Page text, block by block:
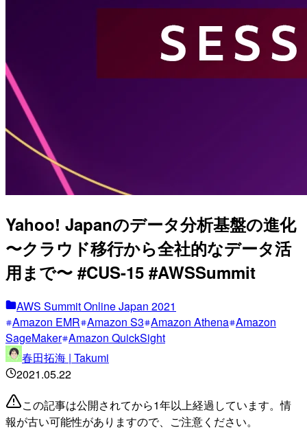
Yahoo! Japanのデータ分析基盤の進化
〜クラウド移行から全社的なデータ活
用まで〜 #CUS-15 #AWSSummit
AWS Summit Online Japan 2021
Amazon EMR Amazon S3 Amazon Athena Amazon
SageMaker Amazon QuickSight
春田拓海 | Takumi
2021.05.22
この記事は公開されてから1年以上経過しています。情
報が古い可能性がありますので、ご注意ください。